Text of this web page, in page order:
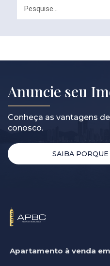
Anuncie seu
Conheça as vantagens
conosco.
SAIBA
Apartamento à venda